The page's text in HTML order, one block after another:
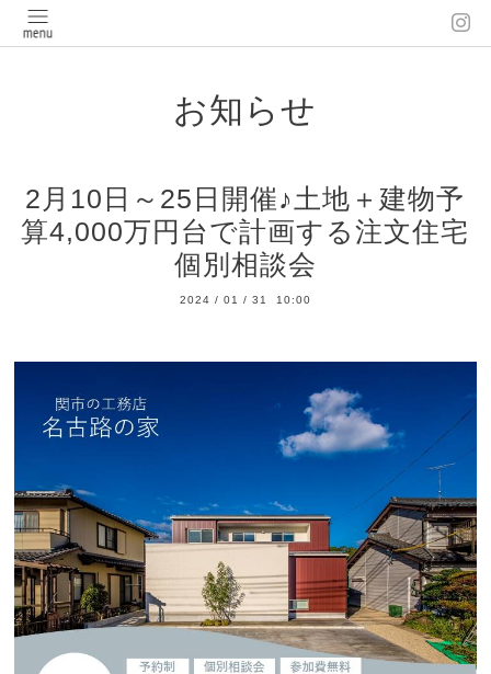
お知らせ
2月10日～25日開催♪土地＋建物予
算4,000万円台で計画する注文住宅
個別相談会
2024 / 01 / 31 10:00